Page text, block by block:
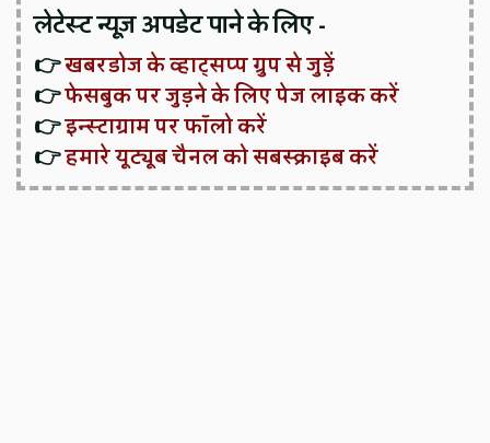
लेटेस्ट न्यूज़ अपडेट पाने के लिए -
👉खबरडोज के व्हाट्सप्प ग्रुप से जुड़ें
👉फेसबुक पर जुड़ने के लिए पेज लाइक करें
👉इन्स्टाग्राम पर फॉलो करें
👉हमारे यूट्यूब चैनल को सबस्क्राइब करें